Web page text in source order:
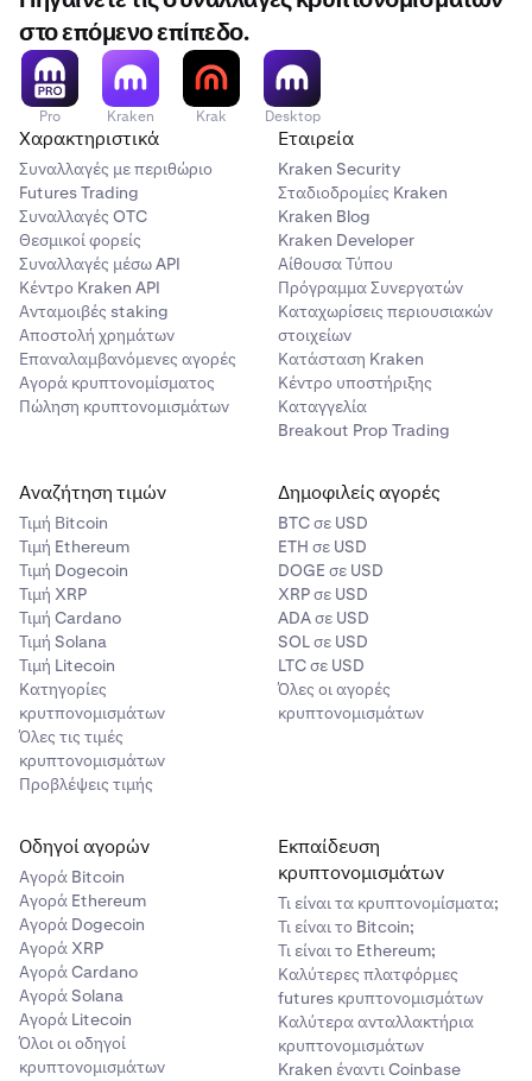
Αυτό ήταν! Είστε τώρα εγγεγραμμένοι.
Για να ακυρώσετε τη συμμετοχή σας, απλώς επιστρέψτε
στον ίδιο διακόπτη και απενεργοποιήστε τον.
4
Διαβάστε προσεκτικά τις σημαντικές πληροφορίες
που παρέχονται. Πατήστε Επιλογή συμμετοχής
επιβεβαίωση.
Για να ακυρώσετε τη συμμετοχή σας, απλώς επιστρέψτε
στον ίδιο διακόπτη και απενεργοποιήστε τον.
3
Εξετάστε τις σημαντικές πληροφορίες και τους Όρους
και προϋποθέσεις στην επόμενη οθόνη.
Εάν συμφωνείτε, πατήστε Θα ήθελα να
4
Θα δείτε κατόπιν τα υπόλοιπα σε δανεισμό (εάν
υπάρχουν).
Η Δανειοδότηση μετοχών προσφέρεται από την Kraken
Securities LLC και διευκολύνεται από την Alpaca
Securities LLC στο πλαίσιο της Συμφωνίας
Δανειοδότησης Τίτλων Master. Οι πλήρεις
γνωστοποιήσεις κινδύνου είναι διαθέσιμες για
ανασκόπησηεδώ.
Για περισσότερες πληροφορίες,
επικοινωνήστε με την
Ομάδα υποστήριξής μας.
στο επόμενο επίπεδο.
Pro Kraken Krak Desktop
Χαρακτηριστικά
Συναλλαγές με περιθώριο
Futures Trading
Συναλλαγές OTC
Θεσμικοί φορείς
Συναλλαγές μέσω API
Κέντρο Kraken API
Ανταμοιβές staking
Αποστολή χρημάτων
Επαναλαμβανόμενες αγορές
Αγορά κρυπτονομίσματος
Πώληση κρυπτονομισμάτων
Εταιρεία
Kraken Security
Σταδιοδρομίες Kraken
Kraken Blog
Kraken Developer
Αίθουσα Τύπου
Πρόγραμμα Συνεργατών
Καταχωρίσεις περιουσιακών
στοιχείων
Κατάσταση Kraken
Κέντρο υποστήριξης
Καταγγελία
Breakout Prop Trading
Αναζήτηση τιμών
Τιμή Βitcoin
Τιμή Ethereum
Τιμή Dogecoin
Τιμή XRP
Τιμή Cardano
Τιμή Solana
Τιμή Litecoin
Κατηγορίες
κρυτπονομισμάτων
Όλες τις τιμές
κρυπτονομισμάτων
Προβλέψεις τιμής
Δημοφιλείς αγορές
BTC σε USD
ETH σε USD
DOGE σε USD
XRP σε USD
ADA σε USD
SOL σε USD
LTC σε USD
Όλες οι αγορές
κρυπτονομισμάτων
Οδηγοί αγορών
Αγορά Bitcoin
Αγορά Ethereum
Αγορά Dogecoin
Αγορά XRP
Αγορά Cardano
Αγορά Solana
Αγορά Litecoin
Όλοι οι οδηγοί
κρυπτονομισμάτων
Εκπαίδευση
κρυπτονομισμάτων
Τι είναι τα κρυπτονομίσματα;
Τι είναι το Bitcoin;
Τι είναι το Ethereum;
Καλύτερες πλατφόρμες
futures κρυπτονομισμάτων
Καλύτερα ανταλλακτήρια
κρυπτονομισμάτων
Kraken έναντι Coinbase